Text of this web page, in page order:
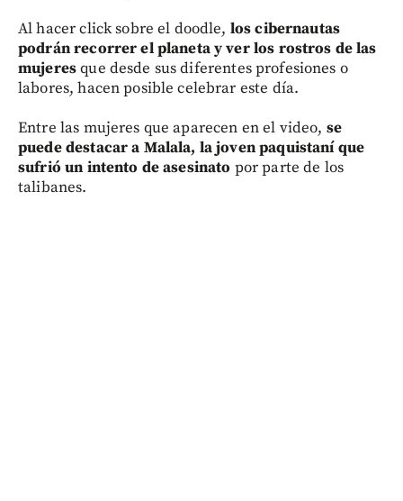
Al hacer click sobre el doodle, los cibernautas
podrán recorrer el planeta y ver los rostros de las
mujeresque desde sus diferentes profesiones o
labores, hacen posible celebrar este día.
Entre las mujeres que aparecen en el video, se
puede destacar a Malala, la joven paquistaní que
sufrió un intento de asesinato por parte de los
talibanes.